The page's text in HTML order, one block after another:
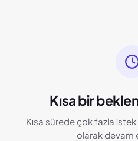
Kısa bir
Kısa sürede çok fazla
olarak devam